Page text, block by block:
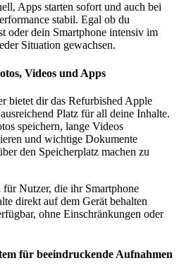
Apps starten sofort und auch bei
stabil. Egal ob du
oder dein Smartphone intensiv im
Situation gewachsen.
Videos und Apps
bietet dir das Refurbished Apple
Platz für all deine Inhalte.
speichern, lange Videos
und wichtige Dokumente
den Speicherplatz machen zu
für Nutzer, die ihr Smartphone
direkt auf dem Gerät behalten
ohne Einschränkungen oder
für beeindruckende Aufnahmen